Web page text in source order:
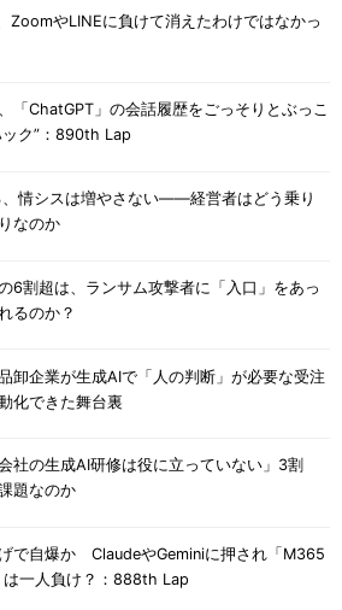
ZoomやLINEに負けて消えたわけではなかっ
「ChatGPT」の会話履歴をごっそりとぶっこ
ック”：890th Lap
、情シスは増やさない――経営者はどう乗り
なのか
6割超は、ランサム攻撃者に「入口」をあっ
るのか？
卸企業が生成AIで「人の判断」が必要な受注
化できた舞台裏
会社の生成AI研修は役に立っていない」3割
題なのか
で自爆か ClaudeやGeminiに押され「M365
一人負け？：888th Lap